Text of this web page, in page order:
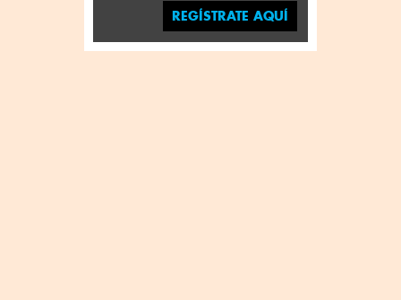
REGÍSTRATE AQUÍ